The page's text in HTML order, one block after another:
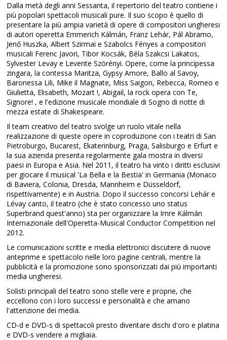
Dalla metà degli anni Sessanta, il repertorio del teatro contiene i
più popolari spettacoli musicali pure. Il suo scopo è quello di
presentare la più ampia varietà di opere di compositori ungheresi
di autori operetta Emmerich Kálmán, Franz Lehár, Pál Abramo,
Jenő Huszka, Albert Szirmai e Szabolcs Fényes a compositori
musicali Ferenc Javori, Tibor Kocsák, Béla Szakcsi Lakatos,
Sylvester Levay e Levente Szörényi. Opere, come la principessa
zingara, la contessa Maritza, Gypsy Amore, Ballo al Savoy,
Baronessa Lili, Mike il Magnate, Miss Saigon, Rebecca, Romeo e
Giulietta, Elisabeth, Mozart !, Abigail, la rock opera con Te,
Signore! , e l'edizione musicale mondiale di Sogno di notte di
mezza estate di Shakespeare.
Il team creativo del teatro svolge un ruolo vitale nella
realizzazione di queste opere in coproduzione con i teatri di San
Pietroburgo, Bucarest, Ekaterinburg, Praga, Salisburgo e Erfurt e
la sua azienda presenta regolarmente gala mostra in diversi
paesi in Europa e Asia. Nel 2011, il teatro ha vinto i diritti esclusivi
per giocare il musical 'La Bella e la Bestia' in Germania (Monaco
di Baviera, Colonia, Dresda, Mannheim e Düsseldorf,
rispettivamente) e in Austria. Dopo il successo concorsi Lehár e
Lévay canto, il teatro (che è stato concesso uno status
Superbrand quest'anno) sta per organizzare la Imre Kálmán
Internazionale dell'Operetta-Musical Conductor Competition nel
2012.
Le comunicazioni scritte e media elettronici discutere di nuove
anteprime e spettacolo nelle loro pagine centrali, mentre la
pubblicità e la promozione sono sponsorizzati dai più importanti
media ungheresi.
Solisti principali del teatro sono stelle vere e proprie, che
eccellono con i loro successi e personalità e che amano
l'attenzione dei media.
CD-d e DVD-s di spettacoli presto diventare dischi d'oro e platina
e DVD-s vendere a migliaia.